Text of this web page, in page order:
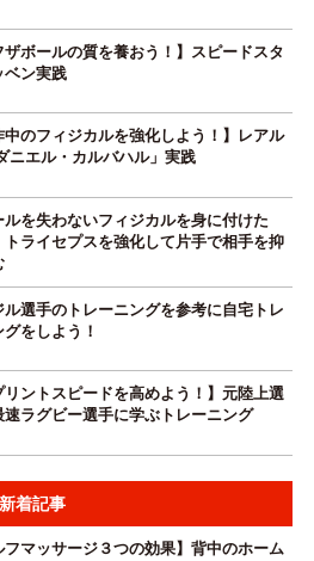
ザボールの質を養おう！】スピードスタ
ベン実践
中のフィジカルを強化しよう！】レアル
ニエル・カルバハル」実践
ルを失わないフィジカルを身に付けた
トライセプスを強化して片手で相手を抑
ル選手のトレーニングを参考に自宅トレ
グをしよう！
リントスピードを高めよう！】元陸上選
速ラグビー選手に学ぶトレーニング
着記事
フマッサージ３つの効果】背中のホーム